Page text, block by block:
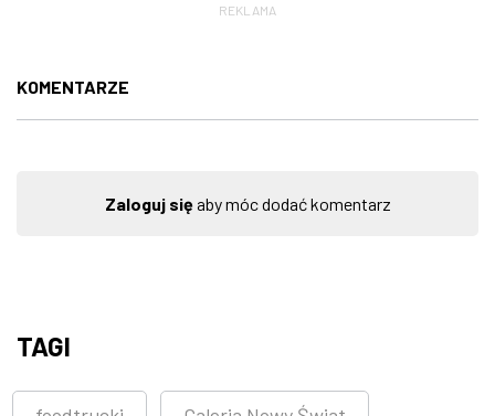
REKLAMA
KOMENTARZE
Zaloguj sięaby móc dodać komentarz
TAGI